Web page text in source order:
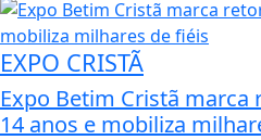
EXPO CRISTÃ
Expo Betim Cristã
14 anos e mobiliza